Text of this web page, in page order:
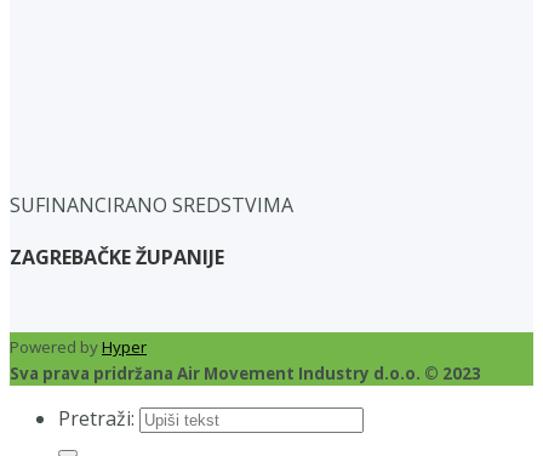
SUFINANCIRANO SREDSTVIMA
ZAGREBAČKE ŽUPANIJE
Powered byHyper
Sva prava pridržana Air Movement Industry d.o.o. © 2023
Pretraži: